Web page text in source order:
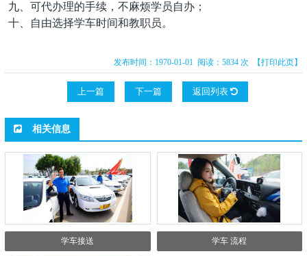
九、可代办理的手续，不麻烦学员自办；
十、自由选择学车时间和教职员。
发布时间：1970-01-01 阅读：5834 次 【打印此页】
上一篇 下一篇 返回列表
相关信息
学车接送 学车 流程